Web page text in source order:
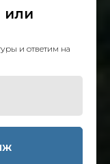
или
и ответим на